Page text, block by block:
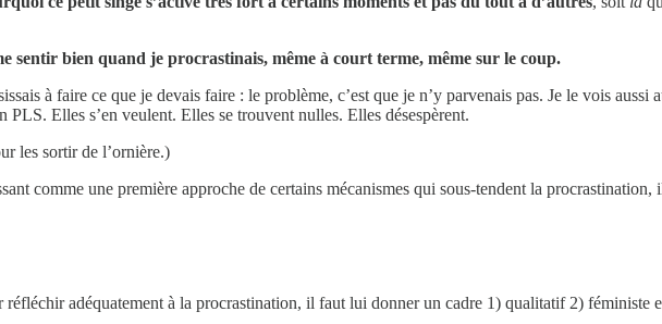
sentir bien quand je procrastinais, même à court terme, même sur le coup.
à faire ce que je devais faire : le problème, c’est que je n’y parvenais pas. Je le vois
PLS. Elles s’en veulent. Elles se trouvent nulles. Elles désespèrent.
les sortir de l’ornière.)
comme une première approche de certains mécanismes qui sous-tendent la
adéquatement à la procrastination, il faut lui donner un cadre 1) qualitatif 2) féministe